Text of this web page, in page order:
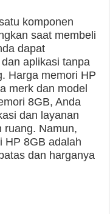
komponen
saat membeli
dapat
aplikasi tanpa
Harga memori HP
merk dan model
8GB, Anda
dan layanan
ruang. Namun,
HP 8GB adalah
dan harganya